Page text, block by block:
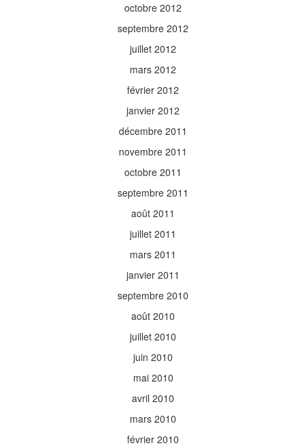
octobre 2012
septembre 2012
juillet 2012
mars 2012
février 2012
janvier 2012
décembre 2011
novembre 2011
octobre 2011
septembre 2011
août 2011
juillet 2011
mars 2011
janvier 2011
septembre 2010
août 2010
juillet 2010
juin 2010
mai 2010
avril 2010
mars 2010
février 2010